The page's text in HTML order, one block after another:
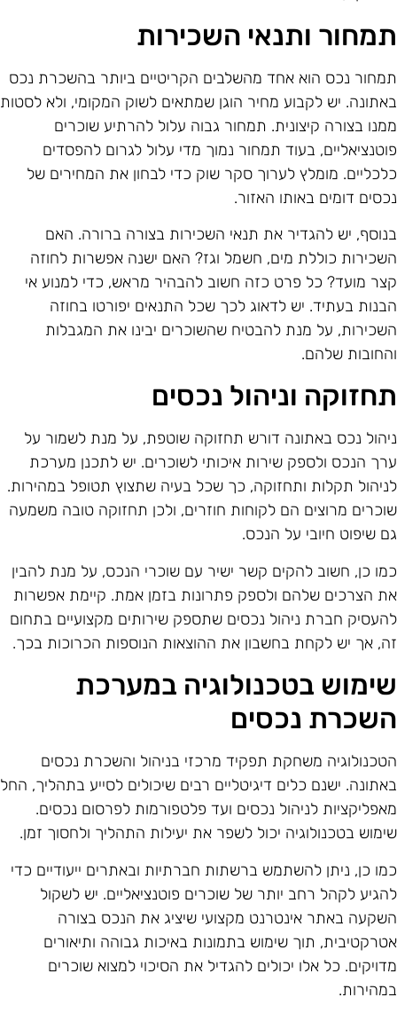
ותנאי השכירות
נכס הוא אחד מהשלבים הקריטיים ביותר בהשכרת נכס
יש לקבוע מחיר הוגן שמתאים לשוק המקומי, ולא לסטות
בצורה קיצונית. תמחור גבוה עלול להרתיע שוכרים
בעוד תמחור נמוך מדי עלול לגרום להפסדים
מומלץ לערוך סקר שוק כדי לבחון את המחירים של
דומים באותו האזור.
יש להגדיר את תנאי השכירות בצורה ברורה. האם
כוללת מים, חשמל וגז? האם ישנה אפשרות לחוזה
מועד? כל פרט כזה חשוב להבהיר מראש, כדי למנוע אי
בעתיד. יש לדאוג לכך שכל התנאים יפורטו בחוזה
על מנת להבטיח שהשוכרים יבינו את המגבלות
שלהם.
וניהול נכסים
נכס באתונה דורש תחזוקה שוטפת, על מנת לשמור על
הנכס ולספק שירות איכותי לשוכרים. יש לתכנן מערכת
תקלות ותחזוקה, כך שכל בעיה שתצוץ תטופל במהירות.
מרוצים הם לקוחות חוזרים, ולכן תחזוקה טובה משמעה
שיפוט חיובי על הנכס.
כן, חשוב להקים קשר ישיר עם שוכרי הנכס, על מנת להבין
הצרכים שלהם ולספק פתרונות בזמן אמת. קיימת אפשרות
חברת ניהול נכסים שתספק שירותים מקצועיים בתחום
אך יש לקחת בחשבון את ההוצאות הנוספות הכרוכות בכך.
בטכנולוגיה במערכת
נכסים
משחקת תפקיד מרכזי בניהול והשכרת נכסים
ישנם כלים דיגיטליים רבים שיכולים לסייע בתהליך, החל
לניהול נכסים ועד פלטפורמות לפרסום נכסים.
בטכנולוגיה יכול לשפר את יעילות התהליך ולחסוך זמן.
כן, ניתן להשתמש ברשתות חברתיות ובאתרים ייעודיים כדי
לקהל רחב יותר של שוכרים פוטנציאליים. יש לשקול
באתר אינטרנט מקצועי שיציג את הנכס בצורה
תוך שימוש בתמונות באיכות גבוהה ותיאורים
כל אלו יכולים להגדיל את הסיכוי למצוא שוכרים